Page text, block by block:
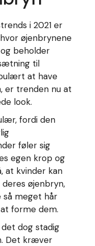
i 2021 er
øjenbrynene
beholder
til
at have
er trenden nu at
look.
fordi den
føler sig
egen krop og
at kvinder kan
øjenbryn,
så meget hår
forme dem.
dog stadig
Det kræver